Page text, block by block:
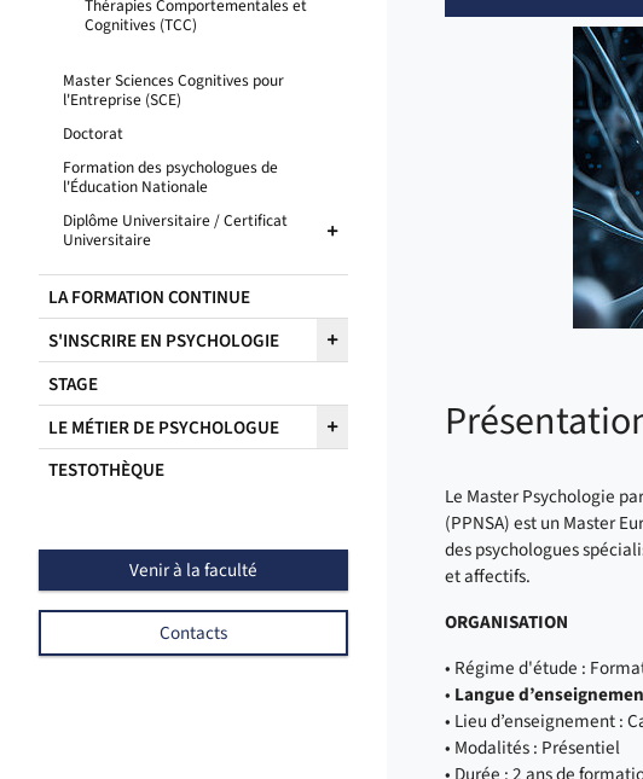
Thérapies Comportementales et
Cognitives (TCC)
Master Sciences Cognitives pour
l'Entreprise (SCE)
Doctorat
Formation des psychologues de
l'Éducation Nationale
Diplôme Universitaire / Certificat
Universitaire
LA FORMATION CONTINUE
S'INSCRIRE EN PSYCHOLOGIE
STAGE
LE MÉTIER DE PSYCHOLOGUE
TESTOTHÈQUE
Venir à la faculté
Contacts
Le Master Psychologie
(PPNSA) est un Master
des psychologues
et affectifs.
ORGANISATION
• Régime d'étude :
• Langue
• Lieu d’enseignement :
• Modalités : Présentiel